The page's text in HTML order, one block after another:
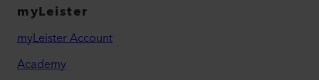
myLeister
myLeister Account
Academy